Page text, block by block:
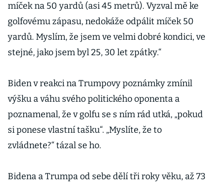
míček na 50 yardů (asi 45 metrů). Vyzval mě ke
golfovému zápasu, nedokáže odpálit míček 50
yardů. Myslím, že jsem ve velmi dobré kondici, ve
stejné, jako jsem byl 25, 30 let zpátky.“
Biden v reakci na Trumpovy poznámky zmínil
výšku a váhu svého politického oponenta a
poznamenal, že v golfu se s ním rád utká, „pokud
si ponese vlastní tašku“. „Myslíte, že to
zvládnete?“ tázal se ho.
Bidena a Trumpa od sebe dělí tři roky věku, až 73